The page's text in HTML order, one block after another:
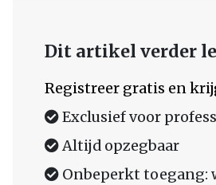
Dit artikel verder
Registreer gratis en
Exclusief voor
Altijd opzegbaar
Onbeperkt toegang: